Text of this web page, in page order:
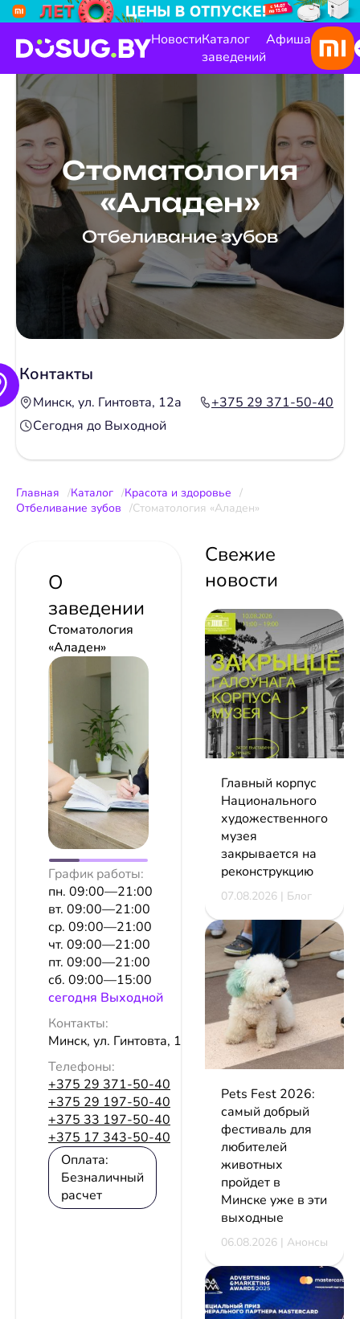
НовостиКаталог
заведений
Афиша
Стоматология
«Аладен»
Отбеливание зубов
Контакты
Минск, ул. Гинтовта, 12а
+375 29 371-50-40
Сегодня до Выходной
Главная Каталог
Красота и здоровье
Отбеливание зубов
Стоматология «Аладен»
О
заведении
Стоматология
«Аладен»
График работы:
пн. 09:00—21:00
вт. 09:00—21:00
ср. 09:00—21:00
чт. 09:00—21:00
пт. 09:00—21:00
сб. 09:00—15:00
сeгодня Выходной
Контакты:
Минск, ул. Гинтовта, 12а
Телефоны:
+375 29 371-50-40
+375 29 197-50-40
+375 33 197-50-40
+375 17 343-50-40
Оплата:
Безналичный
расчет
Свежие
новости
Главный корпус
Национального
художественного
музея
закрывается на
реконструкцию
07.08.2026 | Блог
Pets Fest 2026:
самый добрый
фестиваль для
любителей
животных
пройдет в
Минске уже в эти
выходные
06.08.2026 | Анонсы